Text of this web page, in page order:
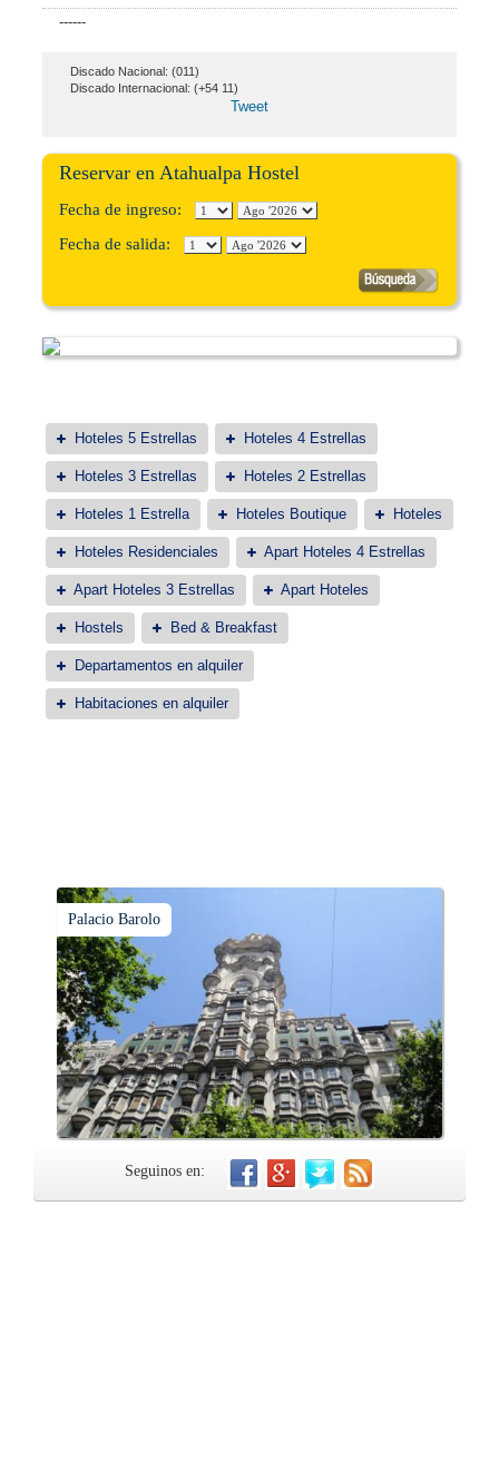
------
Discado Nacional: (011)
Discado Internacional: (+54 11)
Tweet
Reservar en Atahualpa Hostel
Fecha de ingreso:
Fecha de salida:
Hoteles 5 Estrellas Hoteles 4 Estrellas
Hoteles 3 Estrellas Hoteles 2 Estrellas
Hoteles 1 Estrella Hoteles Boutique Hoteles
Hoteles Residenciales Apart Hoteles 4 Estrellas
Apart Hoteles 3 Estrellas Apart Hoteles
Hostels Bed & Breakfast
Departamentos en alquiler
Habitaciones en alquiler
Palacio Barolo
Seguinos en: